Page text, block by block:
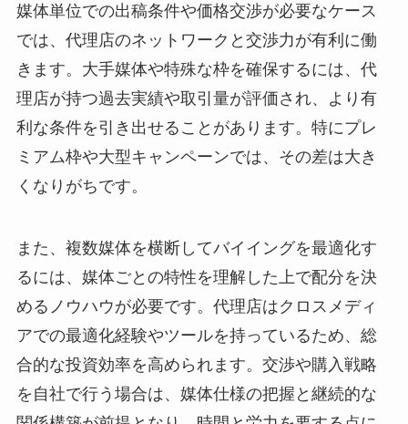
媒体単位での出稿条件や価格交渉が必要なケース
では、代理店のネットワークと交渉力が有利に働
きます。大手媒体や特殊な枠を確保するには、代
理店が持つ過去実績や取引量が評価され、より有
利な条件を引き出せることがあります。特にプレ
ミアム枠や大型キャンペーンでは、その差は大き
くなりがちです。
また、複数媒体を横断してバイイングを最適化す
るには、媒体ごとの特性を理解した上で配分を決
めるノウハウが必要です。代理店はクロスメディ
アでの最適化経験やツールを持っているため、総
合的な投資効率を高められます。交渉や購入戦略
を自社で行う場合は、媒体仕様の把握と継続的な